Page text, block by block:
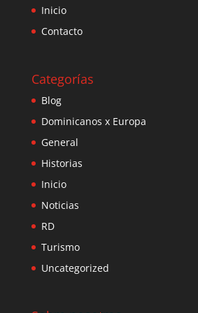
Inicio
Contacto
Categorías
Blog
Dominicanos x Europa
General
Historias
Inicio
Noticias
RD
Turismo
Uncategorized